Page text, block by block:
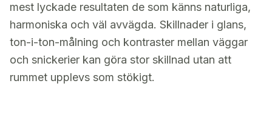
mest lyckade resultaten de som känns naturliga,
harmoniska och väl avvägda. Skillnader i glans,
ton-i-ton-målning och kontraster mellan väggar
och snickerier kan göra stor skillnad utan att
rummet upplevs som stökigt.